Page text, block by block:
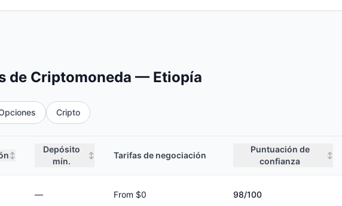
de Criptomoneda — Etiopía
Cripto
↕
Depósito
mín.
↕ Tarifas de negociación
Puntuación de
confianza
↕
— From $0 98/100